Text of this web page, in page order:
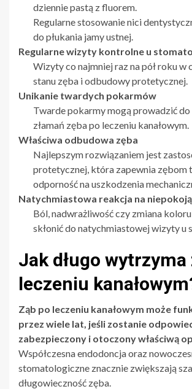
dziennie pastą z fluorem.
Regularne stosowanie nici
do płukania jamy ustnej.
Regularne wizyty kontrolne u
Wizyty co najmniej raz na pół roku w
stanu zęba i odbudowy protetycznej.
Unikanie twardych pokarmów
Twarde pokarmy mogą prowadzić do
złamań zęba po leczeniu kanałowym.
Właściwa odbudowa zęba
Najlepszym rozwiązaniem jest
protetycznej, która zapewnia zębom
odporność na uszkodzenia
Natychmiastowa reakcja na
Ból, nadwrażliwość czy zmiana
skłonić do natychmiastowej wizyty u
Jak długo wytrzyma
leczeniu
Ząb po leczeniu kanałowym może
przez wiele lat, jeśli zostanie
zabezpieczony i otoczony właściwą
Współczesna endodoncja oraz
stomatologiczne znacznie zwiększają
długowieczność zęba.